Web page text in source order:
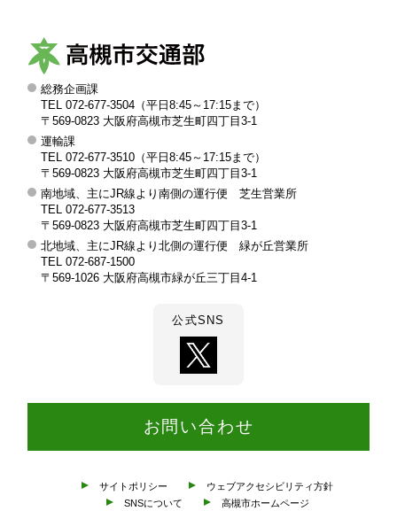
槻
交
通
部
総務企画課
TEL 072-677-3504（平日8:45～17:15まで）
〒569-0823 大阪府高槻市芝生町四丁目3-1
運輸課
TEL 072-677-3510（平日8:45～17:15まで）
〒569-0823 大阪府高槻市芝生町四丁目3-1
南地域、主にJR線より南側の運行便 芝生営業所
TEL 072-677-3513
〒569-0823 大阪府高槻市芝生町四丁目3-1
北地域、主にJR線より北側の運行便 緑が丘営業所
TEL 072-687-1500
〒569-1026 大阪府高槻市緑が丘三丁目4-1
公式SNS
お問い合わせ
サイトポリシー
ウェブアクセシビリティ方針
SNSについて
高槻市ホームページ